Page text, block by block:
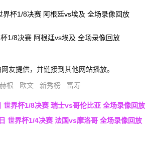
界杯1/8决赛 阿根廷vs埃及 全场录像回放
1/8决赛 阿根廷vs埃及 全场录像回放
友提供，并链接到其他网站播放。
赫根 欧文 新秀榜 富寿
世界杯1/8决赛 瑞士vs哥伦比亚 全场录像回放
世界杯1/4决赛 法国vs摩洛哥 全场录像回放